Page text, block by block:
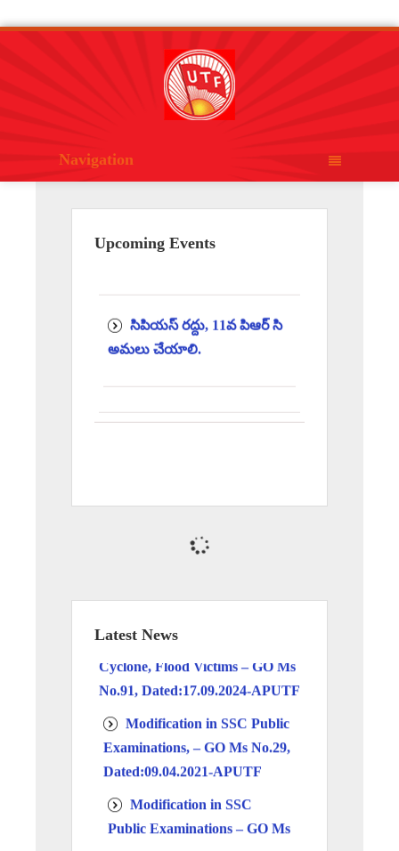
Navigation
Upcoming Events
అమలు చేయాలి.
సిపియస్ రద్దు, 11వ పిఆర్ సి
అమలు చేయాలి.
Latest News
– Chief Minister’s Relief Fund –
Cyclone, Flood Victims – GO Ms
No.91, Dated:17.09.2024 -APUTF
Modification in SSC Public
Examinations, – GO Ms No.29,
Dated:09.04.2021 -APUTF
Modification in SSC
Public Examinations – GO Ms